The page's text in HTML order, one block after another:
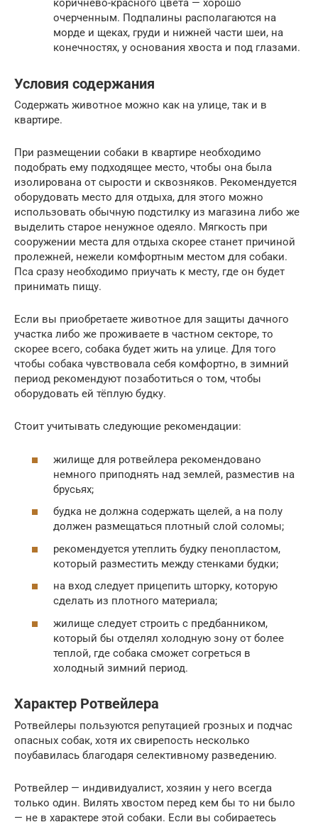
коричнево-красного цвета — хорошо
очерченным. Подпалины располагаются на
морде и щеках, груди и нижней части шеи, на
конечностях, у основания хвоста и под глазами.
Условия содержания
Содержать животное можно как на улице, так и в
квартире.
При размещении собаки в квартире необходимо
подобрать ему подходящее место, чтобы она была
изолирована от сырости и сквозняков. Рекомендуется
оборудовать место для отдыха, для этого можно
использовать обычную подстилку из магазина либо же
выделить старое ненужное одеяло. Мягкость при
сооружении места для отдыха скорее станет причиной
пролежней, нежели комфортным местом для собаки.
Пса сразу необходимо приучать к месту, где он будет
принимать пищу.
Если вы приобретаете животное для защиты дачного
участка либо же проживаете в частном секторе, то
скорее всего, собака будет жить на улице. Для того
чтобы собака чувствовала себя комфортно, в зимний
период рекомендуют позаботиться о том, чтобы
оборудовать ей тёплую будку.
Стоит учитывать следующие рекомендации:
жилище для ротвейлера рекомендовано
немного приподнять над землей, разместив на
брусьях;
будка не должна содержать щелей, а на полу
должен размещаться плотный слой соломы;
рекомендуется утеплить будку пенопластом,
который разместить между стенками будки;
на вход следует прицепить шторку, которую
сделать из плотного материала;
жилище следует строить с предбанником,
который бы отделял холодную зону от более
теплой, где собака сможет согреться в
холодный зимний период.
Характер Ротвейлера
Ротвейлеры пользуются репутацией грозных и подчас
опасных собак, хотя их свирепость несколько
поубавилась благодаря селективному разведению.
Ротвейлер — индивидуалист, хозяин у него всегда
только один. Вилять хвостом перед кем бы то ни было
— не в характере этой собаки. Если вы собираетесь